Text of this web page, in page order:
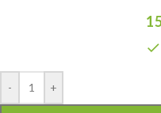
- +